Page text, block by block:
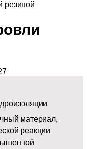
резиной
материал,
реакции